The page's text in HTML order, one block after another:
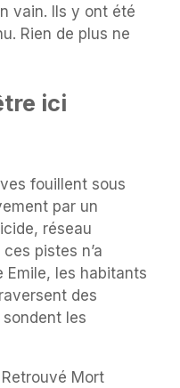
vain. Ils y ont été
Rien de plus ne
ici
fouillent sous
par un
réseau
pistes n’a
Emile, les habitants
des
les
Mort